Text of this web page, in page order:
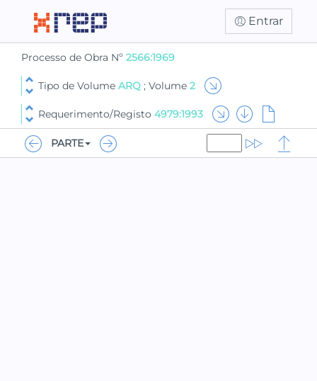
Entrar
Processo de Obra Nº 2566:1969
Tipo de Volume ARQ ; Volume 2
Requerimento/Registo 4979:1993
PARTE